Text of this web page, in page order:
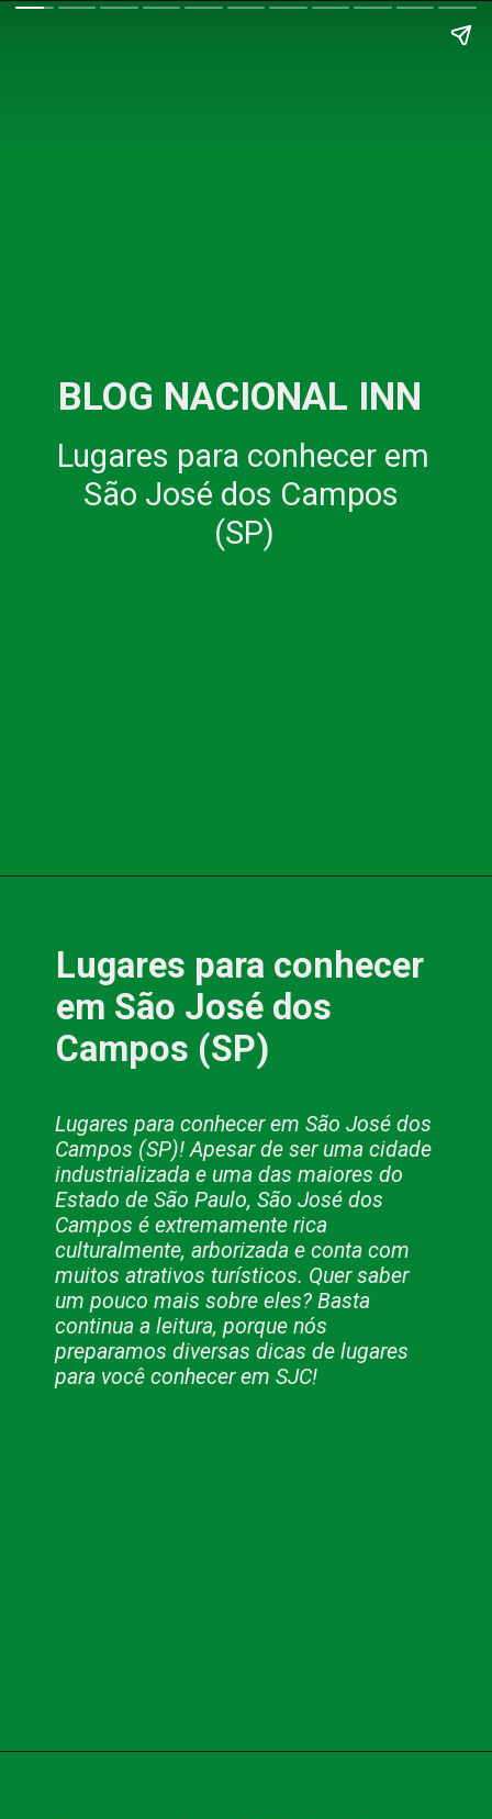
BLOG NACIONAL INN
Lugares para conhecer em
São José dos Campos
(SP)
Lugares para conhecer
em São José dos
Campos (SP)
Lugares para conhecer em São José dos
Campos (SP)! Apesar de ser uma cidade
industrializada e uma das maiores do
Estado de São Paulo, São José dos
Campos é extremamente rica
culturalmente, arborizada e conta com
muitos atrativos turísticos. Quer saber
um pouco mais sobre eles? Basta
continua a leitura, porque nós
preparamos diversas dicas de lugares
para você conhecer em SJC!